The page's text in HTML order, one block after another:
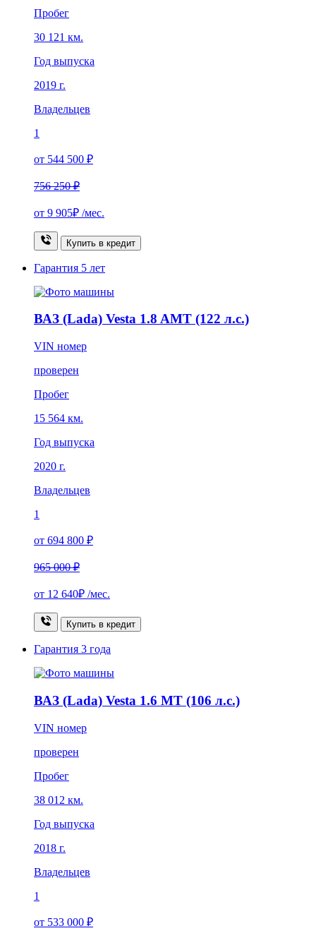
Пробег
30 121 км.
Год выпуска
2019 г.
Владельцев
1
от 544 500 ₽
756 250 ₽
от 9 905₽ /мес.
Купить в кредит
Гарантия 5 лет
ВАЗ (Lada) Vesta 1.8 AMT (122 л.с.)
VIN номер
проверен
Пробег
15 564 км.
Год выпуска
2020 г.
Владельцев
1
от 694 800 ₽
965 000 ₽
от 12 640₽ /мес.
Купить в кредит
Гарантия 3 года
ВАЗ (Lada) Vesta 1.6 MT (106 л.с.)
VIN номер
проверен
Пробег
38 012 км.
Год выпуска
2018 г.
Владельцев
1
от 533 000 ₽